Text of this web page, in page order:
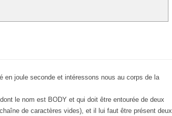
en joule seconde et intéressons nous au corps de la
le nom est BODY et qui doit être entourée de deux
de caractères vides), et il lui faut être présent deux